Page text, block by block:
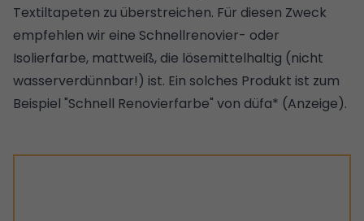
Textiltapeten zu überstreichen. Für diesen Zweck
empfehlen wir eine Schnellrenovier- oder
Isolierfarbe, mattweiß, die lösemittelhaltig (nicht
wasserverdünnbar!) ist. Ein solches Produkt ist zum
Beispiel "Schnell Renovierfarbe" von düfa* (Anzeige).